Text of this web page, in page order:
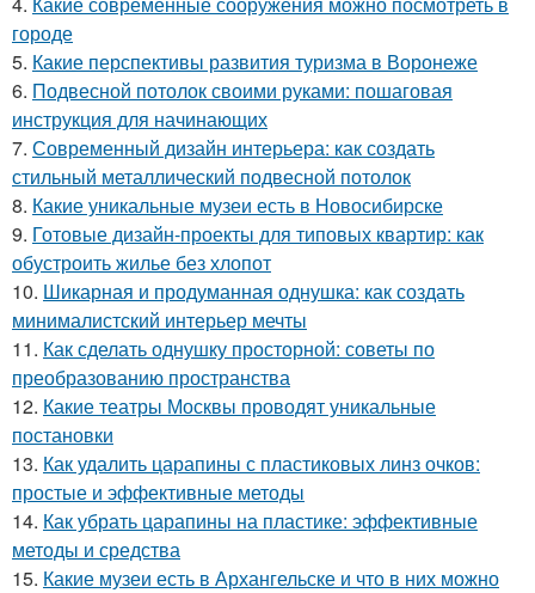
городе
5. Какие перспективы развития туризма в Воронеже
6. Подвесной потолок своими руками: пошаговая
инструкция для начинающих
7. Современный дизайн интерьера: как создать
стильный металлический подвесной потолок
8. Какие уникальные музеи есть в Новосибирске
9. Готовые дизайн-проекты для типовых квартир: как
обустроить жилье без хлопот
10. Шикарная и продуманная однушка: как создать
минималистский интерьер мечты
11. Как сделать однушку просторной: советы по
преобразованию пространства
12. Какие театры Москвы проводят уникальные
постановки
13. Как удалить царапины с пластиковых линз очков:
простые и эффективные методы
14. Как убрать царапины на пластике: эффективные
методы и средства
15. Какие музеи есть в Архангельске и что в них можно